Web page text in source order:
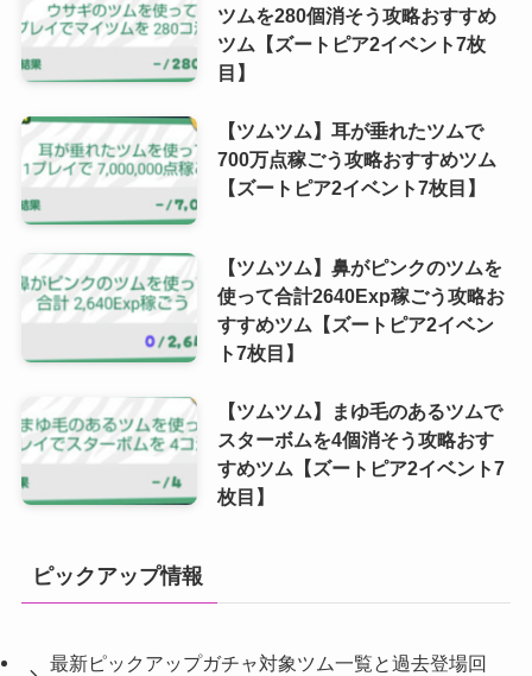
ツムを280個消そう攻略おすすめ
ツム【ズートピア2イベント7枚
目】
【ツムツム】耳が垂れたツムで
700万点稼ごう攻略おすすめツム
【ズートピア2イベント7枚目】
【ツムツム】鼻がピンクのツムを
使って合計2640Exp稼ごう攻略お
すすめツム【ズートピア2イベン
ト7枚目】
【ツムツム】まゆ毛のあるツムで
スターボムを4個消そう攻略おす
すめツム【ズートピア2イベント7
枚目】
ピックアップ情報
最新ピックアップガチャ対象ツム一覧と過去登場回